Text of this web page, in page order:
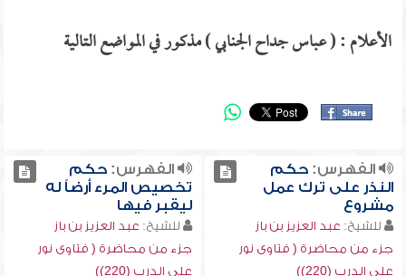
الأعلام : ( عباس جداح الجنابي ) مذكور في المواضع التالية
الفهرس:حكم
النذر على ترك عمل
مشروع
للشيخ: عبد العزيز بن باز
جزء من محاضرة ( فتاوى نور
على الدرب (220))
الفهرس:حكم
تخصيص المرء أرضاً له
ليقبر فيها
للشيخ: عبد العزيز بن باز
جزء من محاضرة ( فتاوى نور
على الدرب (220))